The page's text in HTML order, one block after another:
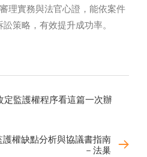
理實務與法官心證，能依案件
策略，有效提升成功率。
定監護權程序看這篇一次辦
權缺點分析與協議書指南
－法巢